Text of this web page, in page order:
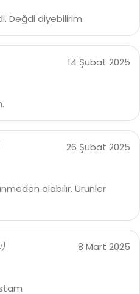
Değdi diyebilirim.
14 Şubat 2025
26 Şubat 2025
alabılır. Ürunler
8 Mart 2025